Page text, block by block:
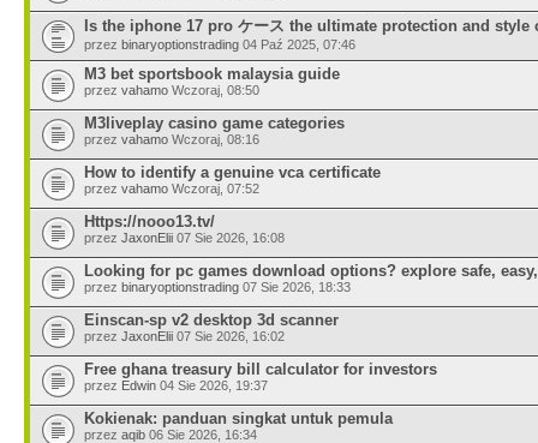
Is the iphone 17 pro ケース the ultimate protection and style
przez binaryoptionstrading 04 Paź 2025, 07:46
M3 bet sportsbook malaysia guide
przez vahamo Wczoraj, 08:50
M3liveplay casino game categories
przez vahamo Wczoraj, 08:16
How to identify a genuine vca certificate
przez vahamo Wczoraj, 07:52
Https://nooo13.tv/
przez JaxonElii 07 Sie 2026, 16:08
Looking for pc games download options? explore safe, easy,
przez binaryoptionstrading 07 Sie 2026, 18:33
Einscan-sp v2 desktop 3d scanner
przez JaxonElii 07 Sie 2026, 16:02
Free ghana treasury bill calculator for investors
przez Edwin 04 Sie 2026, 19:37
Kokienak: panduan singkat untuk pemula
przez aqib 06 Sie 2026, 16:34